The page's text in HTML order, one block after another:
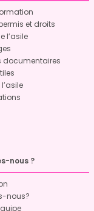
et droits
l’asile
documentaires
nous ?
nous?